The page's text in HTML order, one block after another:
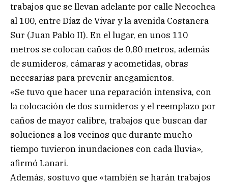
trabajos que se llevan adelante por calle Necochea
al 100, entre Díaz de Vivar y la avenida Costanera
Sur (Juan Pablo II). En el lugar, en unos 110
metros se colocan caños de 0,80 metros, además
de sumideros, cámaras y acometidas, obras
necesarias para prevenir anegamientos.
«Se tuvo que hacer una reparación intensiva, con
la colocación de dos sumideros y el reemplazo por
caños de mayor calibre, trabajos que buscan dar
soluciones a los vecinos que durante mucho
tiempo tuvieron inundaciones con cada lluvia»,
afirmó Lanari.
Además, sostuvo que «también se harán trabajos